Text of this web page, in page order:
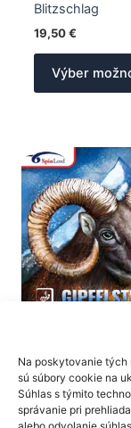
Na poskytovanie tých
sú súbory cookie na
Súhlas s týmito
správanie pri
Blitzschlag
19,50€
Výber
Poťahy na rakety
SpinLord poťah
Gipfelsturm OX